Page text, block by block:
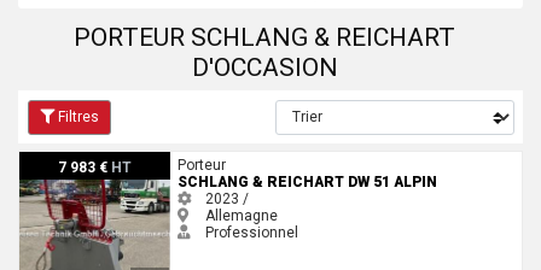
PORTEUR SCHLANG & REICHART
D'OCCASION
Filtres
7 983 € HT
Schlang & Reichart DW 51 Alpin
Porteur
SCHLANG & REICHART DW 51 ALPIN
2023 /
Allemagne
Professionnel